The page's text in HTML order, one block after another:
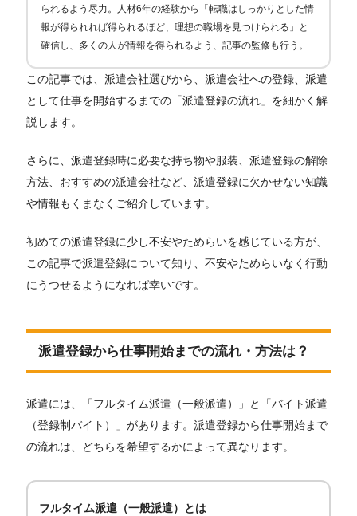
られるよう尽力。人材6年の経験から「転職はしっかりとした情
報が得られれば得られるほど、理想の職場を見つけられる」と
確信し、多くの人が情報を得られるよう、記事の監修も行う。
この記事では、派遣会社選びから、派遣会社への登録、派遣
として仕事を開始するまでの「派遣登録の流れ」を細かく解
説します。
さらに、派遣登録時に必要な持ち物や服装、派遣登録の解除
方法、おすすめの派遣会社など、派遣登録に欠かせない知識
や情報もくまなくご紹介しています。
初めての派遣登録に少し不安やためらいを感じている方が、
この記事で派遣登録について知り、不安やためらいなく行動
にうつせるようになれば幸いです。
派遣登録から仕事開始までの流れ・方法は？
派遣には、「フルタイム派遣（一般派遣）」と「バイト派遣
（登録制バイト）」があります。派遣登録から仕事開始まで
の流れは、どちらを希望するかによって異なります。
フルタイム派遣（一般派遣）とは